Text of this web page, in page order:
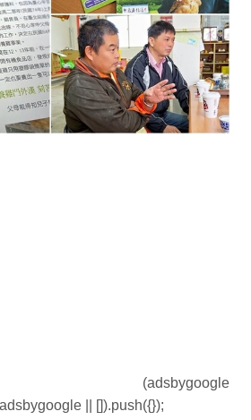
(adsbygoogle
|| []).push({});